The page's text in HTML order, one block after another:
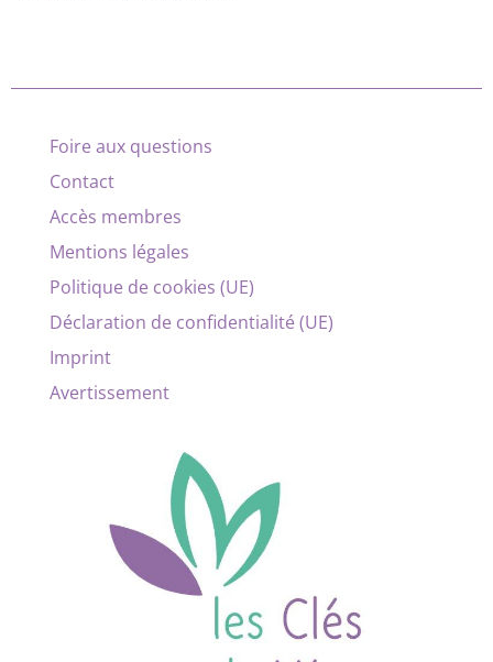
Foire aux questions
Contact
Accès membres
Mentions légales
Politique de cookies (UE)
Déclaration de confidentialité (UE)
Imprint
Avertissement